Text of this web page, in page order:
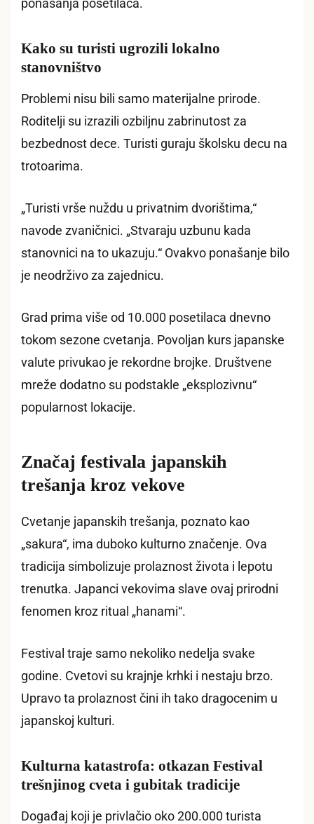
ponašanja posetilaca.
Kako su turisti ugrozili lokalno
stanovništvo
Problemi nisu bili samo materijalne prirode.
Roditelji su izrazili ozbiljnu zabrinutost za
bezbednost dece. Turisti guraju školsku decu na
trotoarima.
„Turisti vrše nuždu u privatnim dvorištima,“
navode zvaničnici. „Stvaraju uzbunu kada
stanovnici na to ukazuju.“ Ovakvo ponašanje bilo
je neodrživo za zajednicu.
Grad prima više od 10.000 posetilaca dnevno
tokom sezone cvetanja. Povoljan kurs japanske
valute privukao je rekordne brojke. Društvene
mreže dodatno su podstakle „eksplozivnu“
popularnost lokacije.
Značaj festivala japanskih
trešanja kroz vekove
Cvetanje japanskih trešanja, poznato kao
„sakura“, ima duboko kulturno značenje. Ova
tradicija simbolizuje prolaznost života i lepotu
trenutka. Japanci vekovima slave ovaj prirodni
fenomen kroz ritual „hanami“.
Festival traje samo nekoliko nedelja svake
godine. Cvetovi su krajnje krhki i nestaju brzo.
Upravo ta prolaznost čini ih tako dragocenim u
japanskoj kulturi.
Kulturna katastrofa: otkazan Festival
trešnjinog cveta i gubitak tradicije
Događaj koji je privlačio oko 200.000 turista